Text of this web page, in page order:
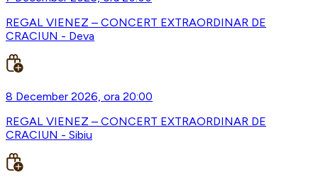
REGAL VIENEZ – CONCERT EXTRAORDINAR DE
CRACIUN - Deva
8 December 2026, ora 20:00
REGAL VIENEZ – CONCERT EXTRAORDINAR DE
CRACIUN - Sibiu